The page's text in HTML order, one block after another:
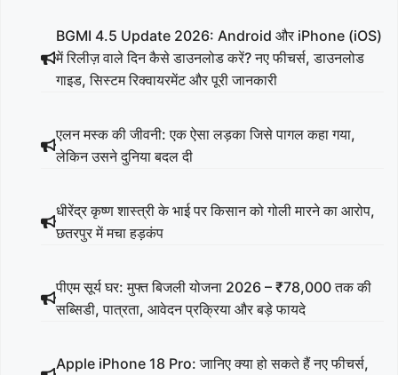
BGMI 4.5 Update 2026: Android और iPhone (iOS)
में रिलीज़ वाले दिन कैसे डाउनलोड करें? नए फीचर्स, डाउनलोड
गाइड, सिस्टम रिक्वायरमेंट और पूरी जानकारी
एलन मस्क की जीवनी: एक ऐसा लड़का जिसे पागल कहा गया,
लेकिन उसने दुनिया बदल दी
धीरेंद्र कृष्ण शास्त्री के भाई पर किसान को गोली मारने का आरोप,
छतरपुर में मचा हड़कंप
पीएम सूर्य घर: मुफ्त बिजली योजना 2026 – ₹78,000 तक की
सब्सिडी, पात्रता, आवेदन प्रक्रिया और बड़े फायदे
Apple iPhone 18 Pro: जानिए क्या हो सकते हैं नए फीचर्स,